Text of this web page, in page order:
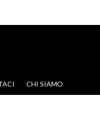
CHI SIAMO